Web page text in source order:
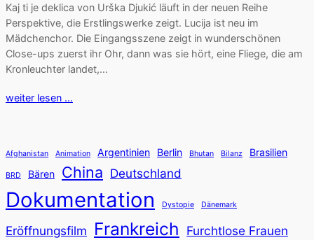
Kaj ti je deklica von Urška Djukić läuft in der neuen Reihe
Perspektive, die Erstlingswerke zeigt. Lucija ist neu im
Mädchenchor. Die Eingangsszene zeigt in wunderschönen
Close-ups zuerst ihr Ohr, dann was sie hört, eine Fliege, die am
Kronleuchter landet,…
weiter lesen …
Afghanistan Animation Argentinien Berlin Bhutan Bilanz Brasilien
BRD Bären China Deutschland
Dokumentation Dystopie Dänemark
Eröffnungsfilm Frankreich Furchtlose Frauen